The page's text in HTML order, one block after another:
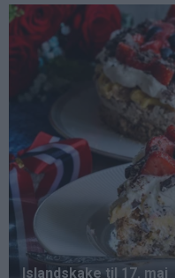
Hopp
hovedinnhold